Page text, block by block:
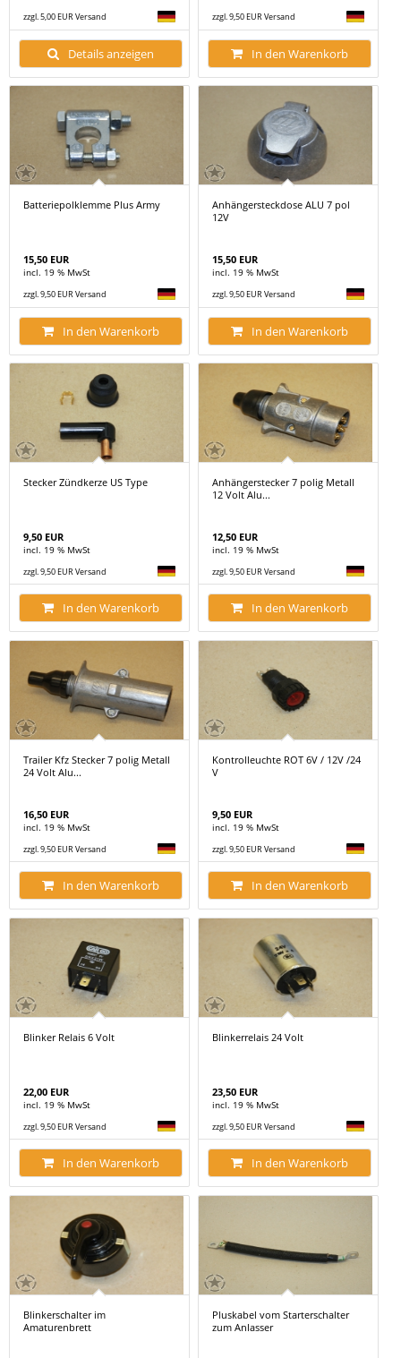
zzgl. 5,00 EUR Versand
Details anzeigen
zzgl. 9,50 EUR Versand
In den Warenkorb
Batteriepolklemme Plus Army
15,50 EUR
incl. 19 % MwSt
zzgl. 9,50 EUR Versand
In den Warenkorb
Anhängersteckdose ALU 7 pol
12V
15,50 EUR
incl. 19 % MwSt
zzgl. 9,50 EUR Versand
In den Warenkorb
Stecker Zündkerze US Type
9,50 EUR
incl. 19 % MwSt
zzgl. 9,50 EUR Versand
In den Warenkorb
Anhängerstecker 7 polig Metall
12 Volt Alu...
12,50 EUR
incl. 19 % MwSt
zzgl. 9,50 EUR Versand
In den Warenkorb
Trailer Kfz Stecker 7 polig Metall
24 Volt Alu...
16,50 EUR
incl. 19 % MwSt
zzgl. 9,50 EUR Versand
In den Warenkorb
Kontrolleuchte ROT 6V / 12V /24
V
9,50 EUR
incl. 19 % MwSt
zzgl. 9,50 EUR Versand
In den Warenkorb
Blinker Relais 6 Volt
22,00 EUR
incl. 19 % MwSt
zzgl. 9,50 EUR Versand
In den Warenkorb
Blinkerrelais 24 Volt
23,50 EUR
incl. 19 % MwSt
zzgl. 9,50 EUR Versand
In den Warenkorb
Blinkerschalter im
Amaturenbrett
Pluskabel vom Starterschalter
zum Anlasser